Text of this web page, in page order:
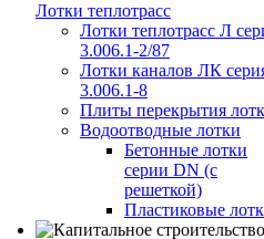
Лотки теплотрасс
Лотки теплотрасс Л
3.006.1-2/87
Лотки каналов ЛК
3.006.1-8
Плиты перекрытия
Водоотводные лотки
Бетонные лотки
серии DN (с
решеткой)
Пластиковые